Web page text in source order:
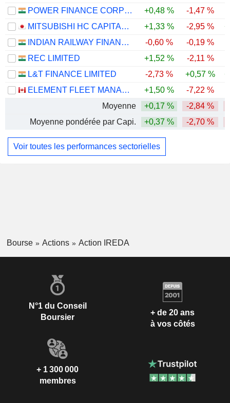
POWER FINANCE CORPORATION LIMITED
+0,48 % -1,47 %
MITSUBISHI HC CAPITAL INC.
+1,33 % -2,95 %
INDIAN RAILWAY FINANCE CORPORATION LIMITED
-0,60 % -0,19 %
REC LIMITED
+1,52 % -2,11 %
L&T FINANCE LIMITED
-2,73 % +0,57 %
ELEMENT FLEET MANAGEMENT CORP.
+1,50 % -7,22 %
Moyenne
+0,17 % -2,84 %
Moyenne pondérée par Capi.
+0,37 % -2,70 %
Voir toutes les performances sectorielles
Bourse Actions Action IREDA
N°1 du Conseil
Boursier
+ de 20 ans
à vos côtés
+ 1 300 000
membres